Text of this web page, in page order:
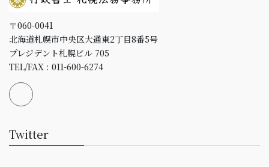
〒060-0041
北海道札幌市中央区大通東2丁目8番5号
プレジデント札幌ビル 705
TEL/FAX : 011-600-6274
Twitter